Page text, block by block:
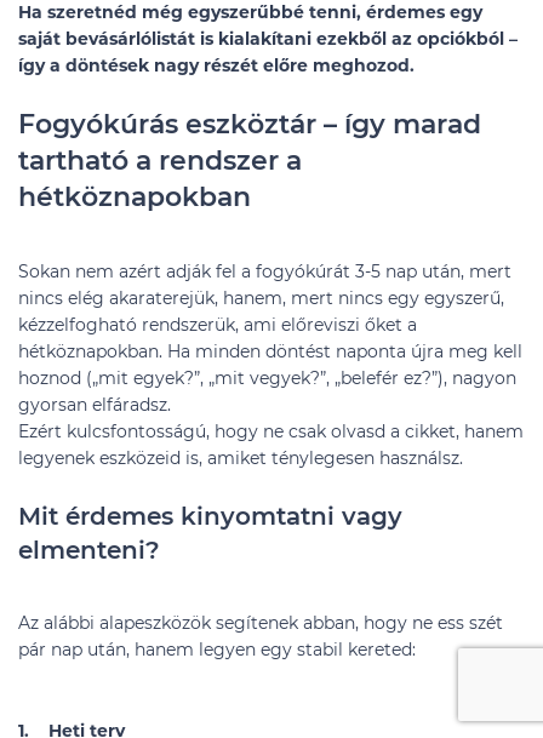
Ha szeretnéd még egyszerűbbé tenni, érdemes egy
saját bevásárlólistát is kialakítani ezekből az opciókból –
így a döntések nagy részét előre meghozod.
Fogyókúrás eszköztár – így marad
tartható a rendszer a
hétköznapokban
Sokan nem azért adják fel a fogyókúrát 3-5 nap után, mert
nincs elég akaraterejük, hanem, mert nincs egy egyszerű,
kézzelfogható rendszerük, ami előreviszi őket a
hétköznapokban. Ha minden döntést naponta újra meg kell
hoznod („mit egyek?”, „mit vegyek?”, „belefér ez?”), nagyon
gyorsan elfáradsz.
Ezért kulcsfontosságú, hogy ne csak olvasd a cikket, hanem
legyenek eszközeid is, amiket ténylegesen használsz.
Mit érdemes kinyomtatni vagy
elmenteni?
Az alábbi alapeszközök segítenek abban, hogy ne ess szét
pár nap után, hanem legyen egy stabil kereted:
1. Heti terv